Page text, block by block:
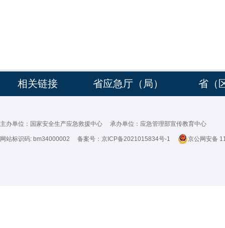
相关链接 省应急厅（局） 省（
主办单位：国家安全生产应急救援中心 承办单位：应急管理部宣传教育中心
网站标识码: bm34000002 备案号： 京ICP备2021015834号-1 京公网安备